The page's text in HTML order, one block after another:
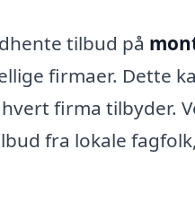
tilbud på
firmaer. Dette
firma tilbyder.
fra lokale